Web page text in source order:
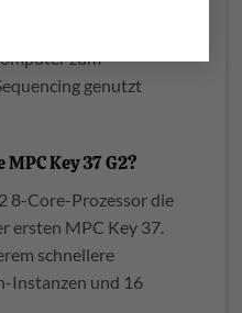
zum
genutzt
Key 37 G2?
8-Core-Prozessor die
ersten MPC Key 37.
schnellere
Instanzen und 16